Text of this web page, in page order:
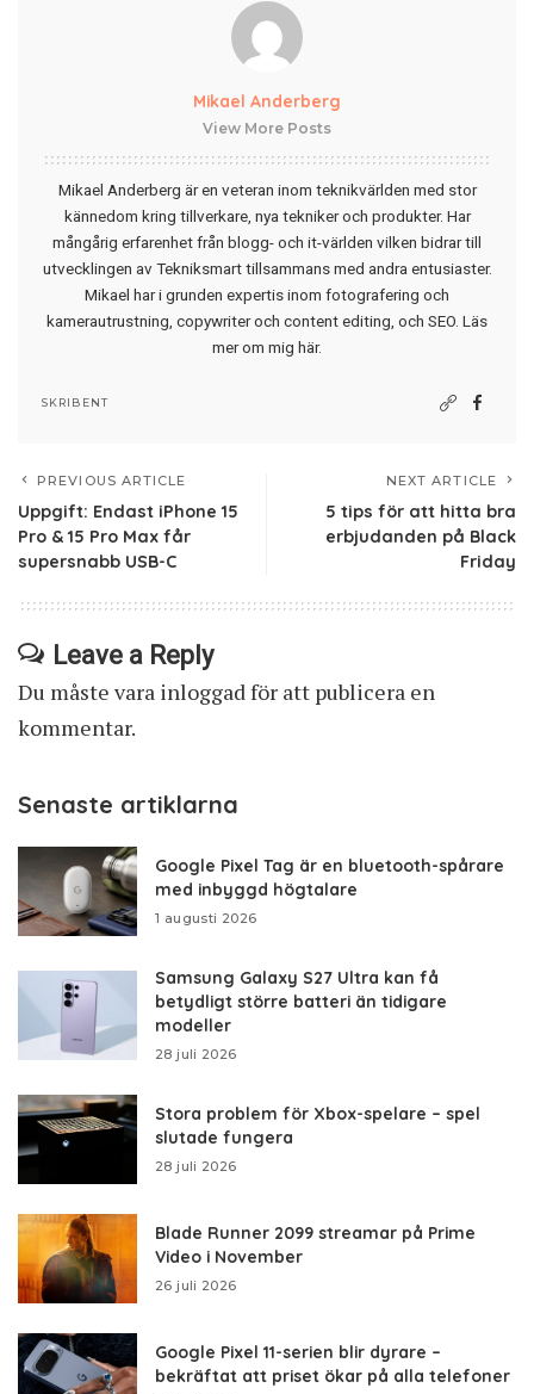
Mikael Anderberg
View More Posts
Mikael Anderberg är en veteran inom teknikvärlden med stor
kännedom kring tillverkare, nya tekniker och produkter. Har
mångårig erfarenhet från blogg- och it-världen vilken bidrar till
utvecklingen av Tekniksmart tillsammans med andra entusiaster.
Mikael har i grunden expertis inom fotografering och
kamerautrustning, copywriter och content editing, och SEO. Läs
mer om mig här.
SKRIBENT
PREVIOUS ARTICLE
Uppgift: Endast iPhone 15
Pro & 15 Pro Max får
supersnabb USB-C
NEXT ARTICLE
5 tips för att hitta bra
erbjudanden på Black
Friday
Leave a Reply
Du måste vara inloggadför att publicera en
kommentar.
Senaste artiklarna
Google Pixel Tag är en bluetooth-spårare
med inbyggd högtalare
1 augusti 2026
Samsung Galaxy S27 Ultra kan få
betydligt större batteri än tidigare
modeller
28 juli 2026
Stora problem för Xbox-spelare – spel
slutade fungera
28 juli 2026
Blade Runner 2099 streamar på Prime
Video i November
26 juli 2026
Google Pixel 11-serien blir dyrare –
bekräftat att priset ökar på alla telefoner